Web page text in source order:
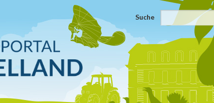
Suche